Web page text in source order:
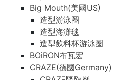
Big Mouth(美國US)
造型游泳圈
造型海灘毯
造型飲料杯游泳圈
BOiRON布瓦宏
CRAZE(德國Germany)